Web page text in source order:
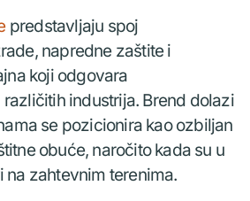
predstavljaju spoj
napredne zaštite i
koji odgovara
industrija. Brend dolazi
se pozicionira kao ozbiljan
obuće, naročito kada su u
na zahtevnim terenima.